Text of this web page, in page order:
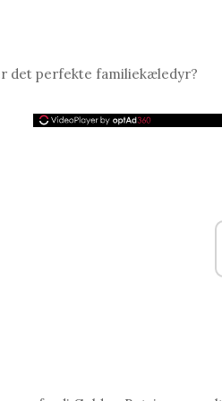
det perfekte familiekæledyr?